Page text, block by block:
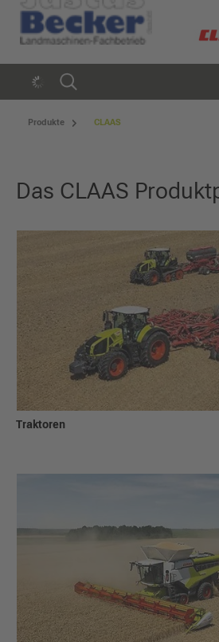
Produkte CLAAS
Das CLAAS
Traktoren